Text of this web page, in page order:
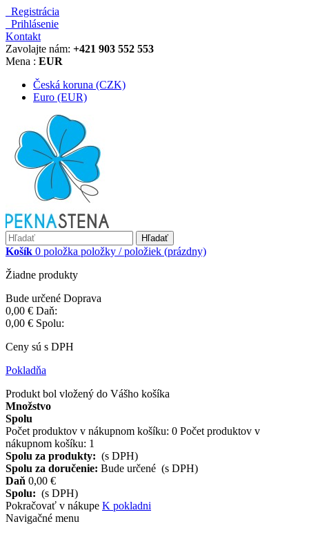
Registrácia
Prihlásenie
Kontakt
Zavolajte nám: +421 903 552 553
Mena : EUR
Česká koruna (CZK)
Euro (EUR)
Hľadať
Košík 0 položka položky / položiek (prázdny)
Žiadne produkty
Bude určené Doprava
0,00 € Daň:
0,00 € Spolu:
Ceny sú s DPH
Pokladňa
Produkt bol vložený do Vášho košíka
Množstvo
Spolu
Počet produktov v nákupnom košíku: 0 Počet produktov v
nákupnom košíku: 1
Spolu za produkty: (s DPH)
Spolu za doručenie: Bude určené (s DPH)
Daň 0,00 €
Spolu: (s DPH)
Pokračovať v nákupe K pokladni
Navigačné menu